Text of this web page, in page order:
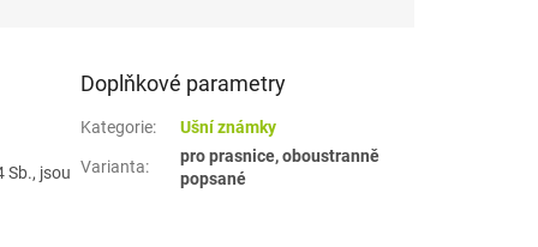
Sb., jsou
Doplňkové parametry
Kategorie: Ušní známky
Varianta:
pro prasnice, oboustranně
popsané